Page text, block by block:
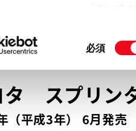
て」をご
同
選
択
必須
の選択
タ スプリ
（平成3年） 6月発売